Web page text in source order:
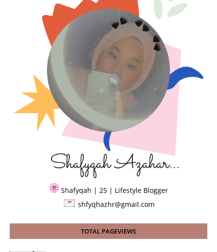
Shafyqah | 25 | Lifestyle Blogger
shfyqhazhr@gmail.com
TOTAL PAGEVIEWS